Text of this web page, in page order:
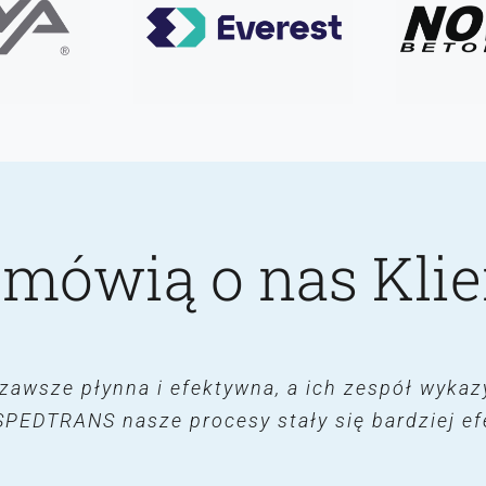
o nas
nam poukładać procesy w firmie, co
które dostarcza program, pozwala
płynna i efektywna, a ich zespół
nasze procesy stały się bardziej
Maciosoft, z którą współpracujemy od
zarządzanie procesami logistycznymi w